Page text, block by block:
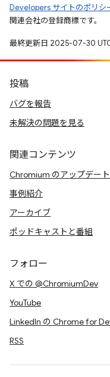
Developers サイトのポリシ
関連会社の登録商標です。
最終更新日 2025-07-30 UTC
投稿
バグを報告
未解決の問題を見る
関連コンテンツ
Chromium のアップデート
事例紹介
アーカイブ
ポッドキャストと番組
フォロー
X での @ChromiumDev
YouTube
LinkedIn の Chrome for
RSS